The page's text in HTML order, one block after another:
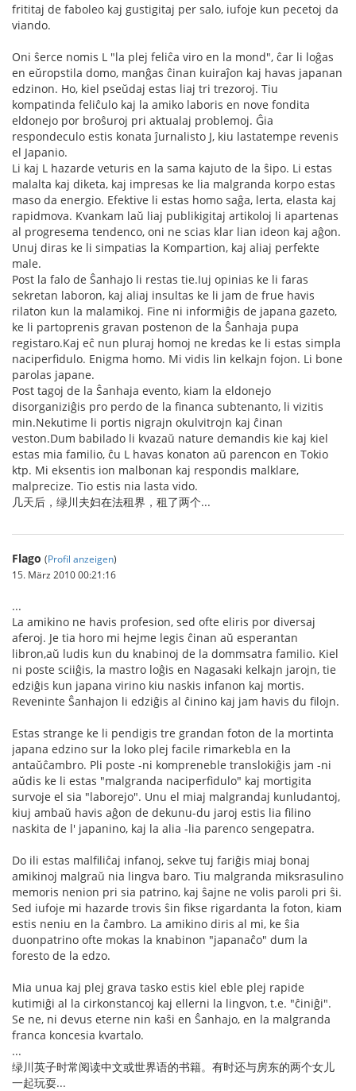
frititaj de faboleo kaj gustigitaj per salo, iufoje kun pecetoj da
viando.
Oni ŝerce nomis L "la plej feliĉa viro en la mond", ĉar li loĝas
en eŭropstila domo, manĝas ĉinan kuiraĵon kaj havas japanan
edzinon. Ho, kiel pseŭdaj estas liaj tri trezoroj. Tiu
kompatinda feliĉulo kaj la amiko laboris en nove fondita
eldonejo por broŝuroj pri aktualaj problemoj. Ĝia
respondeculo estis konata ĵurnalisto J, kiu lastatempe revenis
el Japanio.
Li kaj L hazarde veturis en la sama kajuto de la ŝipo. Li estas
malalta kaj diketa, kaj impresas ke lia malgranda korpo estas
maso da energio. Efektive li estas homo saĝa, lerta, elasta kaj
rapidmova. Kvankam laŭ liaj publikigitaj artikoloj li apartenas
al progresema tendenco, oni ne scias klar lian ideon kaj aĝon.
Unuj diras ke li simpatias la Kompartion, kaj aliaj perfekte
male.
Post la falo de Ŝanhajo li restas tie.Iuj opinias ke li faras
sekretan laboron, kaj aliaj insultas ke li jam de frue havis
rilaton kun la malamikoj. Fine ni informiĝis de japana gazeto,
ke li partoprenis gravan postenon de la Ŝanhaja pupa
registaro.Kaj eĉ nun pluraj homoj ne kredas ke li estas simpla
naciperfidulo. Enigma homo. Mi vidis lin kelkajn fojon. Li bone
parolas japane.
Post tagoj de la Ŝanhaja evento, kiam la eldonejo
disorganiziĝis pro perdo de la financa subtenanto, li vizitis
min.Nekutime li portis nigrajn okulvitrojn kaj ĉinan
veston.Dum babilado li kvazaŭ nature demandis kie kaj kiel
estas mia familio, ĉu L havas konaton aŭ parencon en Tokio
ktp. Mi eksentis ion malbonan kaj respondis malklare,
malprecize. Tio estis nia lasta vido.
几天后，绿川夫妇在法租界，租了两个...
Flago (Profil anzeigen)
15. März 2010 00:21:16
...
La amikino ne havis profesion, sed ofte eliris por diversaj
aferoj. Je tia horo mi hejme legis ĉinan aŭ esperantan
libron,aŭ ludis kun du knabinoj de la dommsatra familio. Kiel
ni poste sciiĝis, la mastro loĝis en Nagasaki kelkajn jarojn, tie
edziĝis kun japana virino kiu naskis infanon kaj mortis.
Reveninte Ŝanhajon li edziĝis al ĉinino kaj jam havis du filojn.
Estas strange ke li pendigis tre grandan foton de la mortinta
japana edzino sur la loko plej facile rimarkebla en la
antaŭĉambro. Pli poste -ni kompreneble translokiĝis jam -ni
aŭdis ke li estas "malgranda naciperfidulo" kaj mortigita
survoje el sia "laborejo". Unu el miaj malgrandaj kunludantoj,
kiuj ambaŭ havis aĝon de dekunu-du jaroj estis lia filino
naskita de l' japanino, kaj la alia -lia parenco sengepatra.
Do ili estas malfiliĉaj infanoj, sekve tuj fariĝis miaj bonaj
amikinoj malgraŭ nia lingva baro. Tiu malgranda miksrasulino
memoris nenion pri sia patrino, kaj ŝajne ne volis paroli pri ŝi.
Sed iufoje mi hazarde trovis ŝin fikse rigardanta la foton, kiam
estis neniu en la ĉambro. La amikino diris al mi, ke ŝia
duonpatrino ofte mokas la knabinon "japanaĉo" dum la
foresto de la edzo.
Mia unua kaj plej grava tasko estis kiel eble plej rapide
kutimiĝi al la cirkonstancoj kaj ellerni la lingvon, t.e. "ĉiniĝi".
Se ne, ni devus eterne nin kaŝi en Ŝanhajo, en la malgranda
franca koncesia kvartalo.
...
绿川英子时常阅读中文或世界语的书籍。有时还与房东的两个女儿
一起玩耍...